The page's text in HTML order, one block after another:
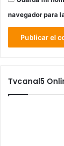
navegador para
Tvcanal5